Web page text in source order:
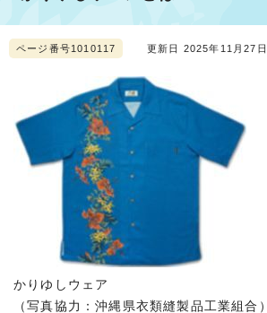
ページ番号1010117 更新日 2025年11月27日
かりゆしウェア
（写真協力：沖縄県衣類縫製品工業組合）